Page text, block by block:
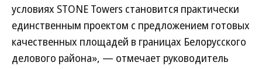
условиях STONE Towers становится практически
единственным проектом с предложением готовых
качественных площадей в границах Белорусского
делового района», — отмечает руководитель